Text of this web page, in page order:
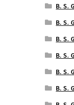
B. S.
B. S.
B. S.
B. S.
B. S.
B. S.